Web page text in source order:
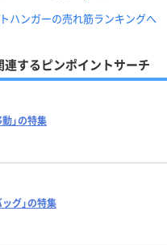
ハンガーの売れ筋ランキングへ
するピンポイントサーチ
」の特集
グ」の特集